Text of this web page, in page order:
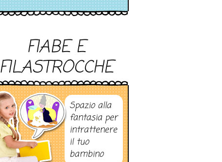
FIABE E
FILASTROCCHE
Spazio alla
fantasia per
intrattenere
il tuo
bambino